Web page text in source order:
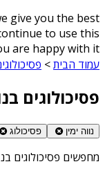
give you the best
to use this
are happy with it
עמוד הבית>
פסיכולוגים
נווה ימין פסיכולוג
מחפשים פסיכולוגים